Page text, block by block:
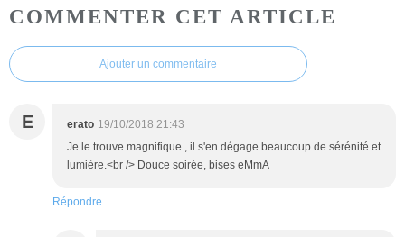
COMMENTER CET ARTICLE
Ajouter un commentaire
E erato 19/10/2018 21:43
Je le trouve magnifique , il s'en dégage beaucoup de sérénité et
lumière.<br /> Douce soirée, bises eMmA
Répondre